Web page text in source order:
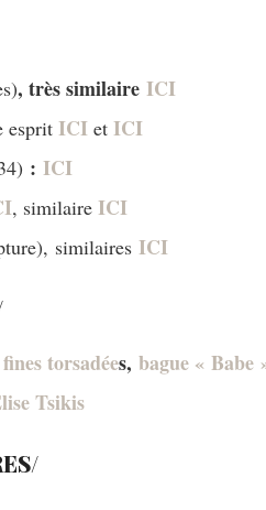
, très similaire ICI
esprit ICIet ICI
: ICI
, similaire ICI
similaires ICI
torsadées, bague « Babe
Tsikis